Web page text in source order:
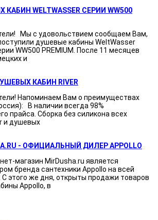
WELTWASSER СЕРИИ WW500
Мы с удовольствием сообщаем Вам,
душевые кабины WeltWasser
WW500 PREMIUM. После 11 месяцев
и
КАБИН RIVER
Напоминаем Вам о преимуществах
В наличии всегда 98%
прайса. Сборка без силикона всех
и душевых
- ОФИЦИАЛЬНЫЙ ДИЛЕР APPOLLO
магазин MirDusha.ru является
бренда сантехники Appollo на всей
С этого же дня, открыты продажи товаров
Appollo, в